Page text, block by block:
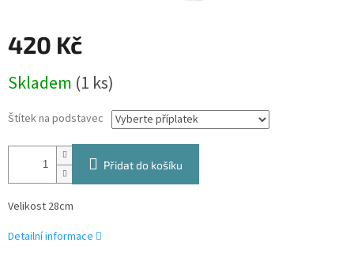
420 Kč
cena:
Skladem (1 ks)
Štítek na podstavec
Přidat do košíku
Velikost 28cm
Detailní informace